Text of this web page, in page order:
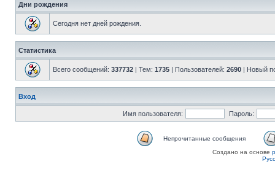
Дни рождения
Сегодня нет дней рождения.
Статистика
Всего сообщений: 337732 | Тем: 1735 | Пользователей: 2690 | Новый
Вход
Имя пользователя: Пароль:
Непрочитанные сообщения
Создано на основе